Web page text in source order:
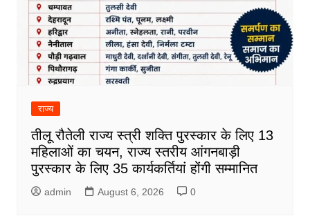
राज्य
तीलू रौतेली राज्य स्त्री शक्ति पुरस्कार के लिए 13
महिलाओं का चयन, राज्य स्तरीय आंगनबाड़ी
पुरस्कार के लिए 35 कार्यकर्तियां होंगी सम्मानित
admin August 6, 2026 0